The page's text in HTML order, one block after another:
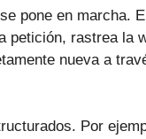
pone en marcha.
petición, rastrea la
nueva a
Por